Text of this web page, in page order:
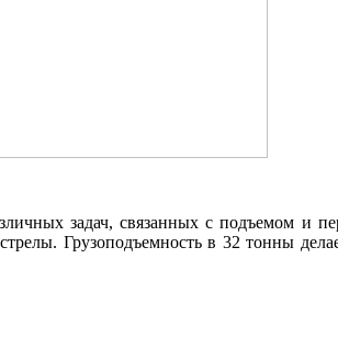
задач, связанных с подъемом и
Грузоподъемность в 32 тонны